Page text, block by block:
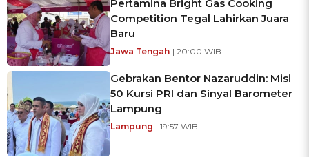
Pertamina Bright Gas Cooking
Competition Tegal Lahirkan Juara
Baru
Jawa Tengah | 20:00 WIB
Gebrakan Bentor Nazaruddin: Misi
50 Kursi PRI dan Sinyal Barometer
Lampung
Lampung | 19:57 WIB